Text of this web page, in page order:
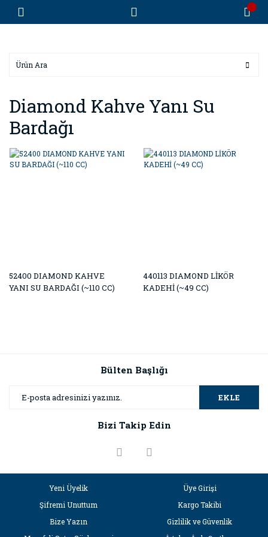
Diamond Kahve Yanı Su
Bardağı
52400 DIAMOND KAHVE
YANI SU BARDAĞI (~110 CC)
440113 DIAMOND LİKÖR
KADEHİ (~49 CC)
Bülten Başlığı
EKLE
Bizi Takip Edin
Yeni Üyelik
Üye Girişi
Şifremi Unuttum
Kargo Takibi
Bize Yazın
Gizlilik ve Güvenlik